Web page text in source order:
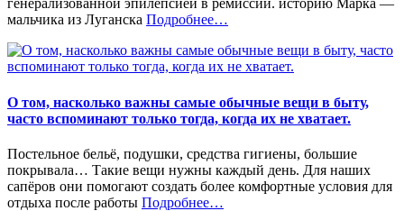
генерализованной эпилепсией в ремиссии. историю Марка —
мальчика из Луганска Подробнее«%s»
…
О том, насколько важны самые обычные вещи в быту,
часто вспоминают только тогда, когда их не хватает.
Постельное бельё, подушки, средства гигиены, большие
покрывала… Такие вещи нужны каждый день. Для наших
сапёров они помогают создать более комфортные условия для
отдыха после работы Подробнее«%s»
…